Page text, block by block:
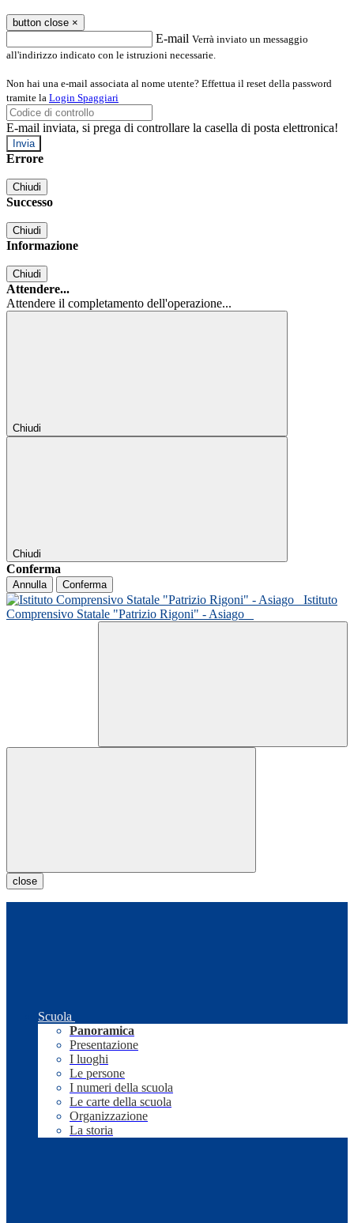
button close ×
E-mail Verrà inviato un messaggio
all'indirizzo indicato con le istruzioni necessarie.
Non hai una e-mail associata al nome utente? Effettua il reset della password
tramite la Login Spaggiari
E-mail inviata, si prega di controllare la casella di posta elettronica!
Errore
Chiudi
Successo
Chiudi
Informazione
Chiudi
Attendere...
Attendere il completamento dell'operazione...
Chiudi
Chiudi
Conferma
Annulla Conferma
Istituto
Comprensivo Statale "Patrizio Rigoni" - Asiago
close
Scuola
Panoramica
Presentazione
I luoghi
Le persone
I numeri della scuola
Le carte della scuola
Organizzazione
La storia